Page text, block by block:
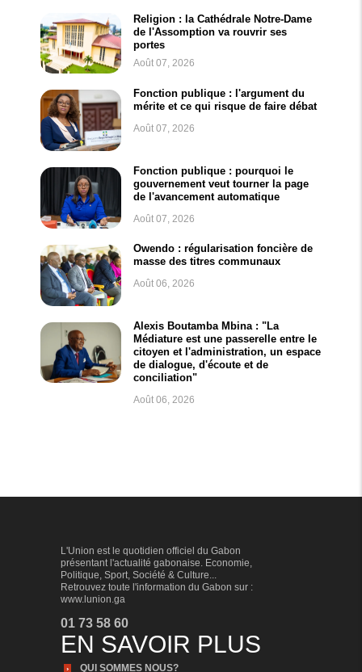
Religion : la Cathédrale Notre-Dame
de l'Assomption va rouvrir ses
portes
Août 07, 2026
Fonction publique : l'argument du
mérite et ce qui risque de faire débat
Août 07, 2026
Fonction publique : pourquoi le
gouvernement veut tourner la page
de l'avancement automatique
Août 07, 2026
Owendo : régularisation foncière de
masse des titres communaux
Août 06, 2026
Alexis Boutamba Mbina : "La
Médiature est une passerelle entre le
citoyen et l'administration, un espace
de dialogue, d'écoute et de
conciliation"
Août 06, 2026
L'Union est le quotidien officiel du Gabon
présentant l'actualité gabonaise. Economie,
Politique, Sport, Société & Culture...
Retrouvez toute l'information du Gabon sur :
www.lunion.ga
01 73 58 60
EN SAVOIR PLUS
QUI SOMMES NOUS?